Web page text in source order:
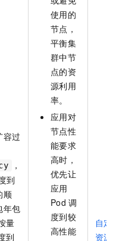
容过
，
到
顺
年包
量
到
使用的
节点，
平衡集
群中节
点的资
源利用
率。
应用对
节点性
能要求
高时，
优先让
应用
Pod 调
度到较
高性能
自定
资源